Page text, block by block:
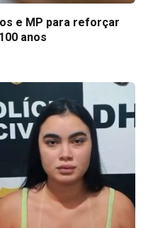
e MP para reforçar
anos